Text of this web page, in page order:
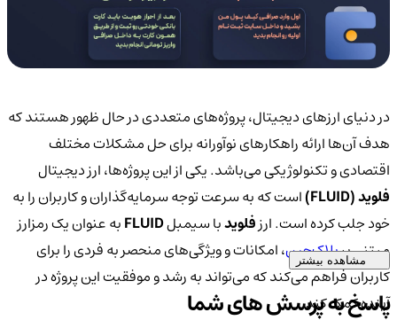
در دنیای ارزهای دیجیتال، پروژه‌های متعددی در حال ظهور هستند که
هدف آن‌ها ارائه راهکارهای نوآورانه برای حل مشکلات مختلف
اقتصادی و تکنولوژیکی می‌باشد. یکی از این پروژه‌ها، ارز دیجیتال
فلوید (FLUID)
است که به سرعت توجه سرمایه‌گذاران و کاربران را به
خود جلب کرده است. ارزفلویدبا سیمبلFLUIDبه عنوان یک رمزارز
مبتنی بربلاک‌چین، امکانات و ویژگی‌های منحصر به فردی را برای
کاربران فراهم می‌کند که می‌تواند به رشد و موفقیت این پروژه در
آینده کمک کند.
مشاهده بیشتر
پاسخ به پرسش های شما